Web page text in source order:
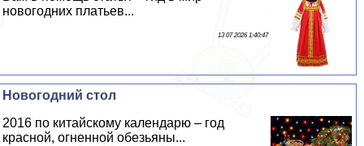
новогодних платьев...
13 07 2026 1:40:47
Новогодний стол
2016 по китайскому календарю – год
красной, огненной обезьяны...